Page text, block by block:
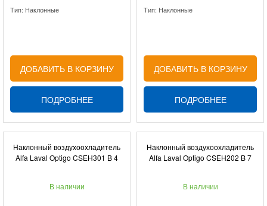
Тип: Наклонные
ДОБАВИТЬ В КОРЗИНУ
ПОДРОБНЕЕ
Тип: Наклонные
ДОБАВИТЬ В КОРЗИНУ
ПОДРОБНЕЕ
Наклонный воздухоохладитель
Alfa Laval Optigo CSEH301 B 4
В наличии
Наклонный воздухоохладитель
Alfa Laval Optigo CSEH202 B 7
В наличии